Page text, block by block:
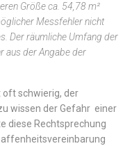
Größe ca. 54,78 m²
Messfehler nicht
Der räumliche Umfang der
aus der Angabe der
oft schwierig, der
wissen der Gefahr einer
diese Rechtsprechung